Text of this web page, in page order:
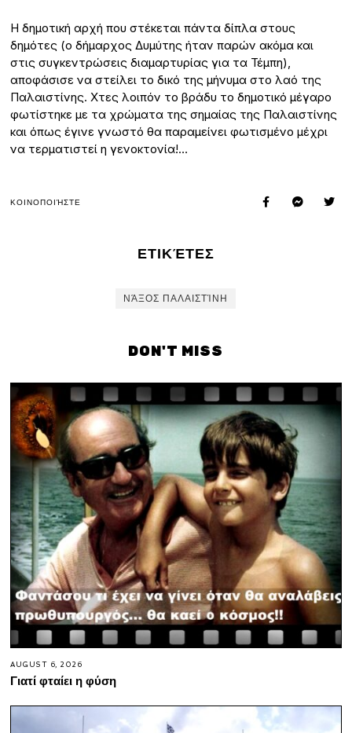
Η δημοτική αρχή που στέκεται πάντα δίπλα στους
δημότες (ο δήμαρχος Δυμύτης ήταν παρών ακόμα και
στις συγκεντρώσεις διαμαρτυρίας για τα Τέμπη),
αποφάσισε να στείλει το δικό της μήνυμα στο λαό της
Παλαιστίνης. Χτες λοιπόν το βράδυ το δημοτικό μέγαρο
φωτίστηκε με τα χρώματα της σημαίας της Παλαιστίνης
και όπως έγινε γνωστό θα παραμείνει φωτισμένο μέχρι
να τερματιστεί η γενοκτονία!…
ΚΟΙΝΟΠΟΙΉΣΤΕ
ΕΤΙΚΈΤΕΣ
ΝΆΞΟΣ ΠΑΛΑΙΣΤΊΝΗ
DON'T MISS
AUGUST 6, 2026
Γιατί φταίει η φύση